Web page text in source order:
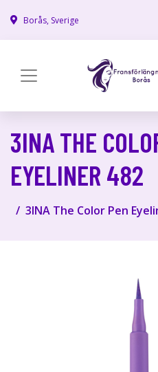
Borås, Sverige
3INA THE
EYELINER 482
3INA The Color Pen